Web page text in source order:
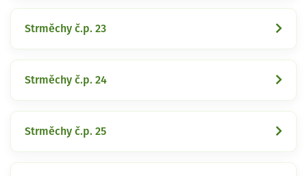
Strměchy č.p. 23
Strměchy č.p. 24
Strměchy č.p. 25